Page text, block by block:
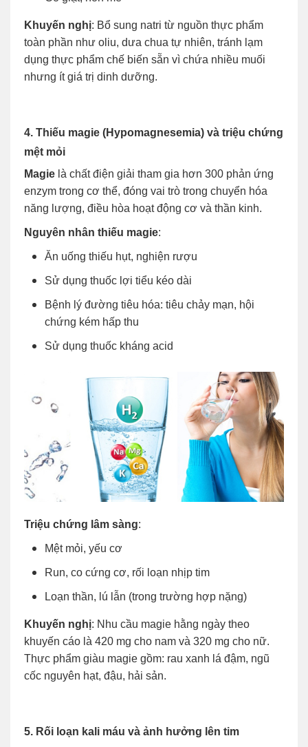
Khuyến nghị: Bổ sung natri từ nguồn thực phẩm
toàn phần như oliu, dưa chua tự nhiên, tránh lạm
dụng thực phẩm chế biến sẵn vì chứa nhiều muối
nhưng ít giá trị dinh dưỡng.
4. Thiếu magie (Hypomagnesemia) và triệu chứng
mệt mỏi
Magie là chất điện giải tham gia hơn 300 phản ứng
enzym trong cơ thể, đóng vai trò trong chuyển hóa
năng lượng, điều hòa hoạt động cơ và thần kinh.
Nguyên nhân thiếu magie:
Ăn uống thiếu hụt, nghiện rượu
Sử dụng thuốc lợi tiểu kéo dài
Bệnh lý đường tiêu hóa: tiêu chảy mạn, hội
chứng kém hấp thu
Sử dụng thuốc kháng acid
Triệu chứng lâm sàng:
Mệt mỏi, yếu cơ
Run, co cứng cơ, rối loạn nhịp tim
Loạn thần, lú lẫn (trong trường hợp nặng)
Khuyến nghị: Nhu cầu magie hằng ngày theo
khuyến cáo là 420 mg cho nam và 320 mg cho nữ.
Thực phẩm giàu magie gồm: rau xanh lá đậm, ngũ
cốc nguyên hạt, đậu, hải sản.
5. Rối loạn kali máu và ảnh hưởng lên tim